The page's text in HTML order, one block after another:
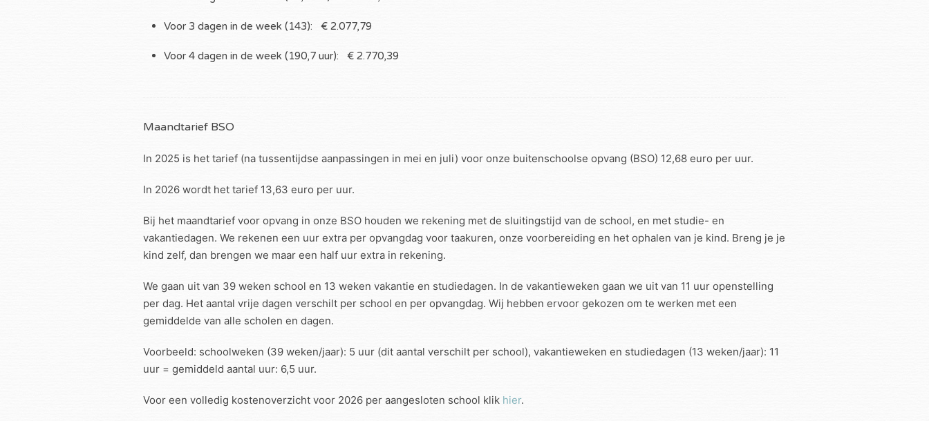
Voor 3 dagen in de week (143): € 2.077,79
Voor 4 dagen in de week (190,7 uur): € 2.770,39
Maandtarief BSO
In 2025 is het tarief (na tussentijdse aanpassingen in mei en juli) voor onze buitenschoolse opvang (BSO) 12,68 euro per uur.
In 2026 wordt het tarief 13,63 euro per uur.
Bij het maandtarief voor opvang in onze BSO houden we rekening met de sluitingstijd van de school, en met studie- en
vakantiedagen. We rekenen een uur extra per opvangdag voor taakuren, onze voorbereiding en het ophalen van je kind. Breng je je
kind zelf, dan brengen we maar een half uur extra in rekening.
We gaan uit van 39 weken school en 13 weken vakantie en studiedagen. In de vakantieweken gaan we uit van 11 uur openstelling
per dag. Het aantal vrije dagen verschilt per school en per opvangdag. Wij hebben ervoor gekozen om te werken met een
gemiddelde van alle scholen en dagen.
Voorbeeld: schoolweken (39 weken/jaar): 5 uur (dit aantal verschilt per school), vakantieweken en studiedagen (13 weken/jaar): 11
uur = gemiddeld aantal uur: 6,5 uur.
Voor een volledig kostenoverzicht voor 2026 per aangesloten school klik hier.